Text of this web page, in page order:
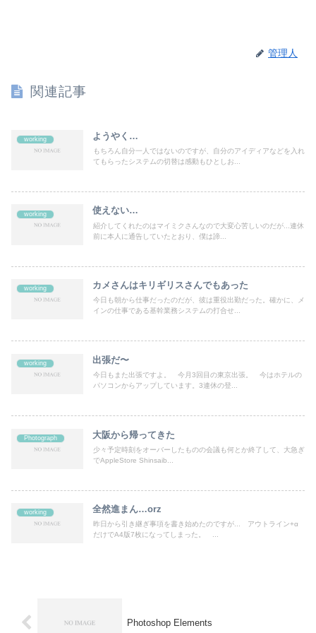
管理人
関連記事
working ようやく…
もちろん自分一人ではないのですが、自分のアイディアなどを入れ
てもらったシステムの切替は感動もひとしお...
working 使えない…
紹介してくれたのはマイミクさんなので大変心苦しいのだが...連休
前に本人に通告していたとおり、僕は諦...
working カメさんはキリギリスさんでもあった
今日も朝から仕事だったのだが、彼は重役出勤だった。確かに、メ
インの仕事である基幹業務システムの打合せ...
working 出張だ〜
今日もまた出張ですよ。 今月3回目の東京出張。 今はホテルの
パソコンからアップしています。3連休の登...
Photograph 大阪から帰ってきた
少々予定時刻をオーバーしたものの会議も何とか終了して、大急ぎ
でAppleStore Shinsaib...
working 全然進まん…orz
昨日から引き継ぎ事項を書き始めたのですが... アウトライン+α
だけでA4版7枚になってしまった。 ...
Photoshop Elements